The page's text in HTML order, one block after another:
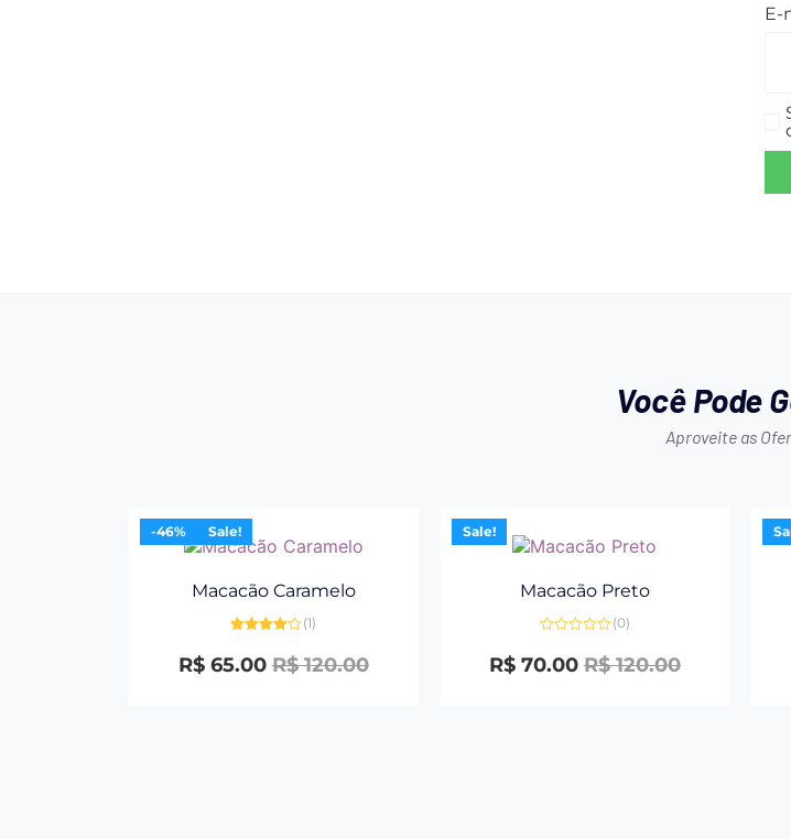
E-
Você Pode
Aproveite as
-46% Sale!
Macacão Caramelo
4.00 de 5
(1)
R$120.00
R$65.00
Sale!
Macacão Preto
0
de
(0)
R$120.00
R$70.00